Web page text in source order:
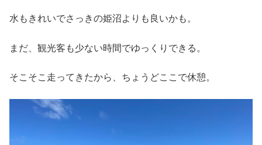
水もきれいでさっきの姫沼よりも良いかも。
まだ、観光客も少ない時間でゆっくりできる。
そこそこ走ってきたから、ちょうどここで休憩。